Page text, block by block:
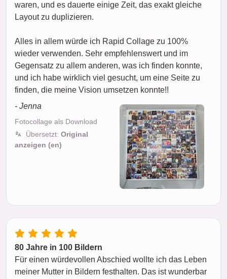
waren, und es dauerte einige Zeit, das exakt gleiche
Layout zu duplizieren.
Alles in allem würde ich Rapid Collage zu 100%
wieder verwenden. Sehr empfehlenswert und im
Gegensatz zu allem anderen, was ich finden konnte,
und ich habe wirklich viel gesucht, um eine Seite zu
finden, die meine Vision umsetzen konnte!!
- Jenna
Fotocollage als Download
Übersetzt: Original
anzeigen (en)
80 Jahre in 100 Bildern
Für einen würdevollen Abschied wollte ich das Leben
meiner Mutter in Bildern festhalten. Das ist wunderbar